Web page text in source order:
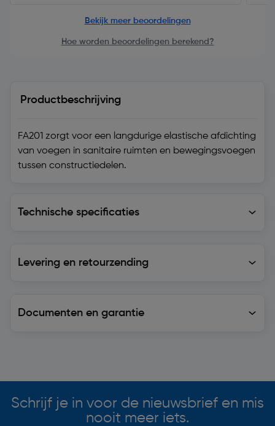
Bekijk meer beoordelingen
Hoe worden beoordelingen berekend?
Productbeschrijving
FA201 zorgt voor een langdurige elastische afdichting
van voegen in sanitaire ruimten en bewegingsvoegen
tussen constructiedelen.
Technische specificaties
Levering en retourzending
Documenten en garantie
Schrijf je in voor de nieuwsbrief en mis
nooit meer iets.